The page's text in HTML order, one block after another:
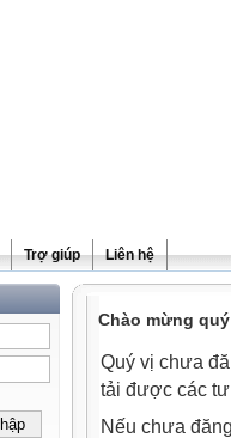
Trợ giúp Liên hệ
Chào mừng
Quý vị chưa
tải được các
Nếu chưa